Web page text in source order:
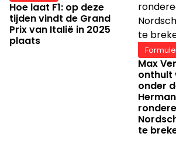
Hoe laat F1: op deze
tijden vindt de Grand
Prix van Italië in 2025
plaats
Formule
Max
onthult
onder
te